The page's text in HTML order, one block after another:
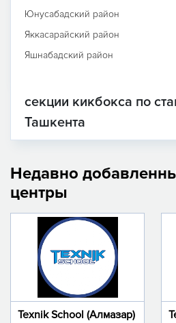
Юнусабадский район
Яккасарайский район
Яшнабадский район
секции кикбокса по
Ташкента
Недавно
центры
Texnik School (Алмазар)